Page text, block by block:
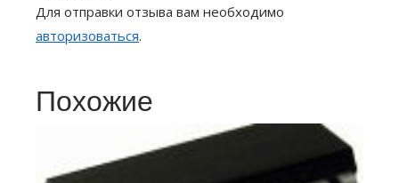
Для отправки отзыва вам необходимо
авторизоваться.
Похожие